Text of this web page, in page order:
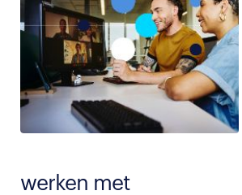
werken met